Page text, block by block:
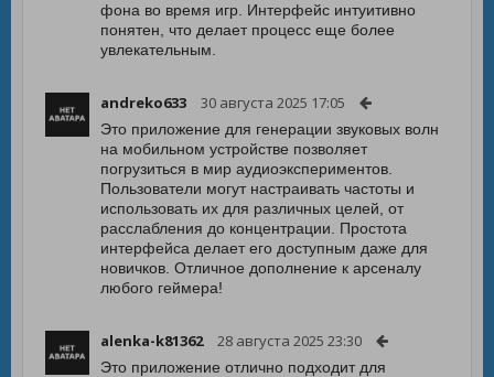
фона во время игр. Интерфейс интуитивно
понятен, что делает процесс еще более
увлекательным.
andreko633 30 августа 2025 17:05
Это приложение для генерации звуковых волн
на мобильном устройстве позволяет
погрузиться в мир аудиоэкспериментов.
Пользователи могут настраивать частоты и
использовать их для различных целей, от
расслабления до концентрации. Простота
интерфейса делает его доступным даже для
новичков. Отличное дополнение к арсеналу
любого геймера!
alenka-k81362 28 августа 2025 23:30
Это приложение отлично подходит для